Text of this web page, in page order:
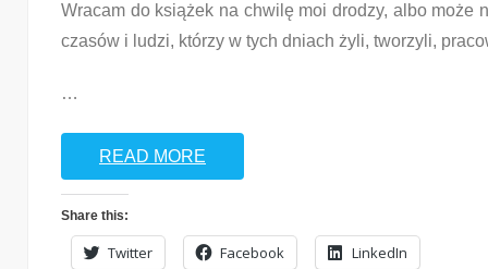
Wracam do książek na chwilę moi drodzy, albo może
czasów i ludzi, którzy w tych dniach żyli, tworzyli,
…
READ MORE
Share this:
Twitter Facebook LinkedIn